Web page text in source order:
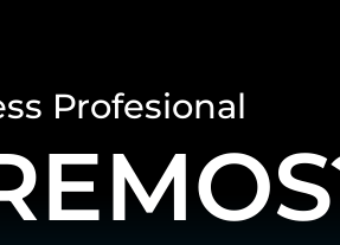
Profesional